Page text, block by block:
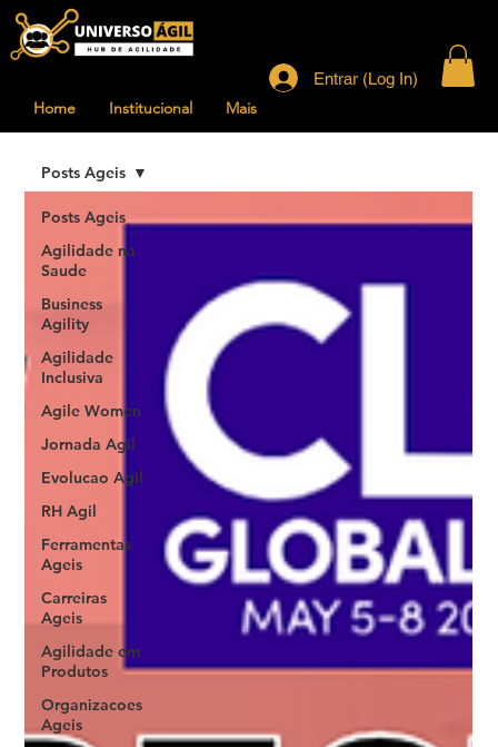
Home Institucional Mais
Entrar (Log In)
Posts Ageis
Agilidade na
Saude
Business
Agility
Agilidade
Inclusiva
Agile Women
Jornada Agil
Evolucao Agil
RH Agil
Ferramentas
Ageis
Carreiras
Ageis
Agilidade em
Produtos
Organizacoes
Ageis
Posts Ageis